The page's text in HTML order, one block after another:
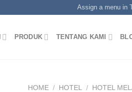
Assign a menu in
PRODUK TENTANG KAMI
HOME / HOTEL / HOTEL